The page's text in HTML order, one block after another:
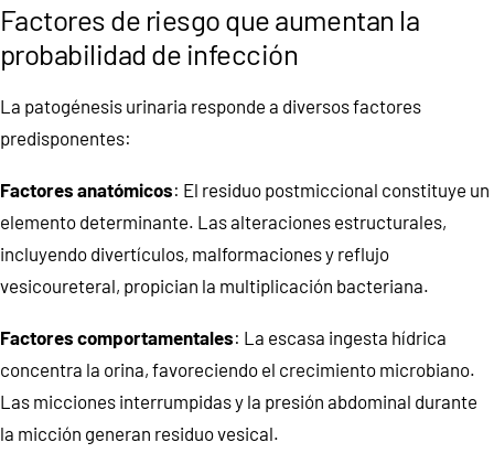
Factores de riesgo que aumentan la
probabilidad de infección
La patogénesis urinaria responde a diversos factores
predisponentes:
Factores anatómicos: El residuo postmiccional constituye un
elemento determinante. Las alteraciones estructurales,
incluyendo divertículos, malformaciones y reflujo
vesicoureteral, propician la multiplicación bacteriana.
Factores comportamentales: La escasa ingesta hídrica
concentra la orina, favoreciendo el crecimiento microbiano.
Las micciones interrumpidas y la presión abdominal durante
la micción generan residuo vesical.